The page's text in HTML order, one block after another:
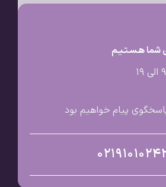
هـسـتـیـم
پیام خواهیم بود